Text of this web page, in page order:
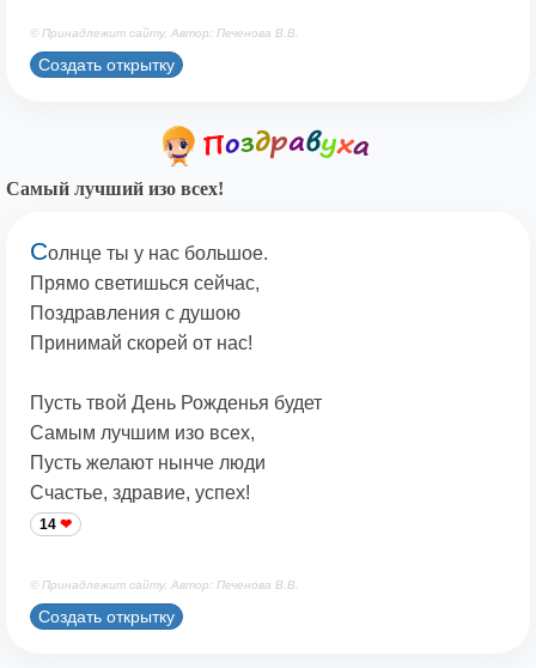
© Принадлежит сайту. Автор: Печенова В.В.
Создать открытку
Самый лучший изо всех!
Солнце ты у нас большое.
Прямо светишься сейчас,
Поздравления с душою
Принимай скорей от нас!
Пусть твой День Рожденья будет
Самым лучшим изо всех,
Пусть желают нынче люди
Счастье, здравие, успех!
14
© Принадлежит сайту. Автор: Печенова В.В.
Создать открытку